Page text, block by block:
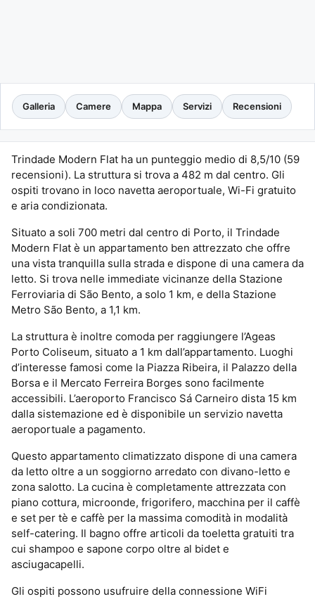
Galleria Camere Mappa Servizi Recensioni
Trindade Modern Flat ha un punteggio medio di 8,5/10 (59
recensioni). La struttura si trova a 482 m dal centro. Gli
ospiti trovano in loco navetta aeroportuale, Wi-Fi gratuito
e aria condizionata.
Situato a soli 700 metri dal centro di Porto, il Trindade
Modern Flat è un appartamento ben attrezzato che offre
una vista tranquilla sulla strada e dispone di una camera da
letto. Si trova nelle immediate vicinanze della Stazione
Ferroviaria di São Bento, a solo 1 km, e della Stazione
Metro São Bento, a 1,1 km.
La struttura è inoltre comoda per raggiungere l’Ageas
Porto Coliseum, situato a 1 km dall’appartamento. Luoghi
d’interesse famosi come la Piazza Ribeira, il Palazzo della
Borsa e il Mercato Ferreira Borges sono facilmente
accessibili. L’aeroporto Francisco Sá Carneiro dista 15 km
dalla sistemazione ed è disponibile un servizio navetta
aeroportuale a pagamento.
Questo appartamento climatizzato dispone di una camera
da letto oltre a un soggiorno arredato con divano-letto e
zona salotto. La cucina è completamente attrezzata con
piano cottura, microonde, frigorifero, macchina per il caffè
e set per tè e caffè per la massima comodità in modalità
self-catering. Il bagno offre articoli da toeletta gratuiti tra
cui shampoo e sapone corpo oltre al bidet e
asciugacapelli.
Gli ospiti possono usufruire della connessione WiFi